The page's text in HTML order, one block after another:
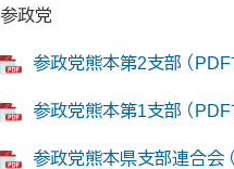
参政党
参政党熊本第2支部 （PDF
参政党熊本第1支部 （PDF
参政党熊本県支部連合会